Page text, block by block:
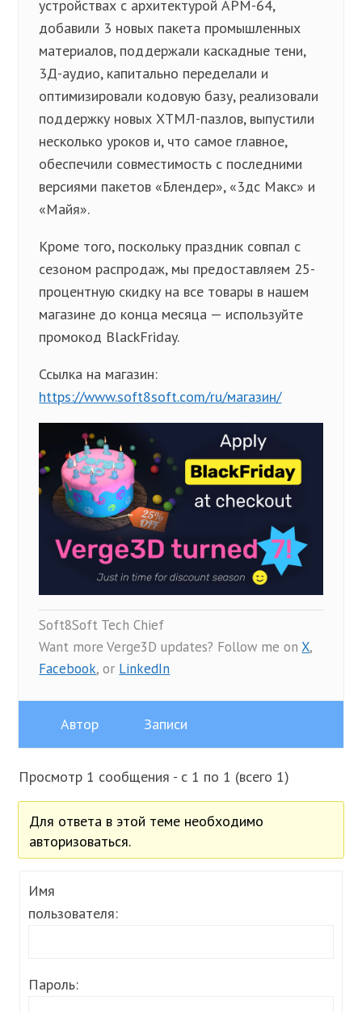
устройствах с архитектурой АРМ-64,
добавили 3 новых пакета промышленных
материалов, поддержали каскадные тени,
3Д-аудио, капитально переделали и
оптимизировали кодовую базу, реализовали
поддержку новых ХТМЛ-пазлов, выпустили
несколько уроков и, что самое главное,
обеспечили совместимость с последними
версиями пакетов «Блендер», «3дс Макс» и
«Майя».
Кроме того, поскольку праздник совпал с
сезоном распродаж, мы предоставляем 25-
процентную скидку на все товары в нашем
магазине до конца месяца — используйте
промокод BlackFriday.
Ссылка на магазин:
https://www.soft8soft.com/ru/магазин/
Soft8Soft Tech Chief
Want more Verge3D updates? Follow me onX,
Facebook, or LinkedIn
Автор Записи
Просмотр 1 сообщения - с 1 по 1 (всего 1)
Для ответа в этой теме необходимо
авторизоваться.
Имя
пользователя:
Пароль: